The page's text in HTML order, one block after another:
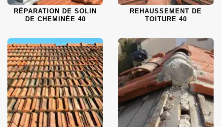
RÉPARATION DE SOLIN
DE CHEMINÉE 40
REHAUSSEMENT DE
TOITURE 40